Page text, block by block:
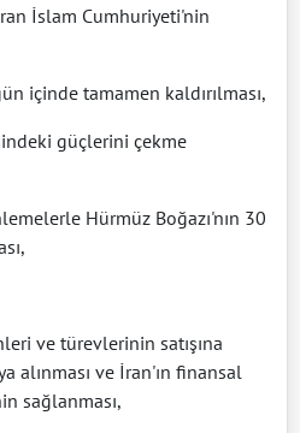
İslam Cumhuriyeti'nin
içinde tamamen kaldırılması,
güçlerini çekme
Hürmüz Boğazı'nın 30
ve türevlerinin satışına
alınması ve İran'ın finansal
sağlanması,